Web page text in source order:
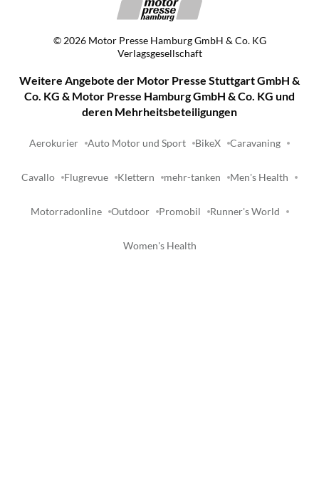
© 2026 Motor Presse Hamburg GmbH & Co. KG
Verlagsgesellschaft
Weitere Angebote der Motor Presse Stuttgart GmbH &
Co. KG & Motor Presse Hamburg GmbH & Co. KG und
deren Mehrheitsbeteiligungen
Aerokurier Auto Motor und Sport BikeX Caravaning
Cavallo Flugrevue Klettern mehr-tanken Men's Health
Motorradonline Outdoor Promobil Runner's World
Women's Health